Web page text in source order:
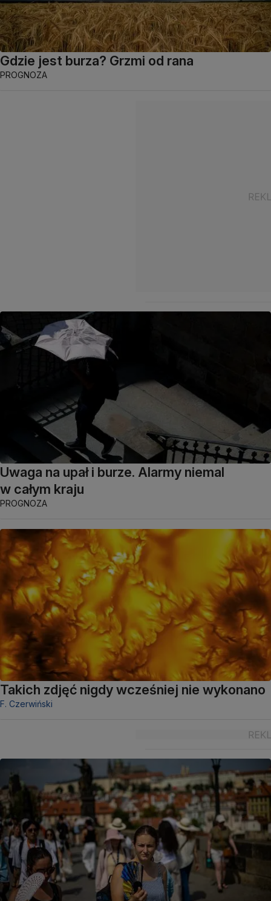
Gdzie jest burza? Grzmi od rana
PROGNOZA
Uwaga na upał i burze. Alarmy niemal
w całym kraju
PROGNOZA
Takich zdjęć nigdy wcześniej nie wykonano
F. Czerwiński